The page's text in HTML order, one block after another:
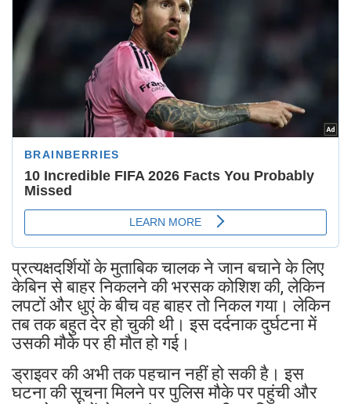
प्रत्यक्षदर्शियों के मुताबिक चालक ने जान बचाने के लिए
केबिन से बाहर निकलने की भरसक कोशिश की, लेकिन
लपटों और धुएं के बीच वह बाहर तो निकल गया। लेकिन
तब तक बहुत देर हो चुकी थी। इस दर्दनाक दुर्घटना में
उसकी मौके पर ही मौत हो गई।
ड्राइवर की अभी तक पहचान नहीं हो सकी है। इस
घटना की सूचना मिलने पर पुलिस मौके पर पहुंची और